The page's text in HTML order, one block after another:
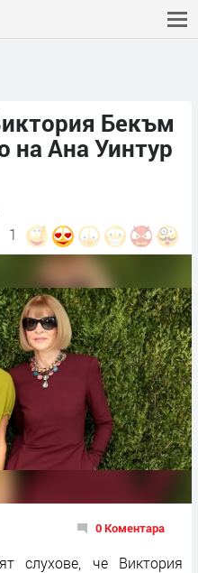
Бекъм
на Ана Уинтур
1
0 Коментара
слухове, че Виктория